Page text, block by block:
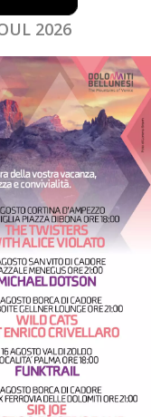
2026